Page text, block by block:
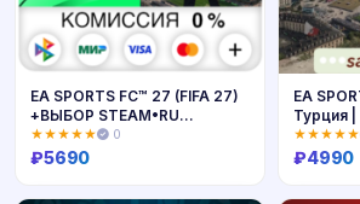
EA SPORTS FC™ 27 (FIFA 27)
+ВЫБОР STEAM•RU
⚡️АВТОДОСТАВКА 💳0%
★★★★★ 0
₽5690
EA
Турция
★★★★★
₽4990